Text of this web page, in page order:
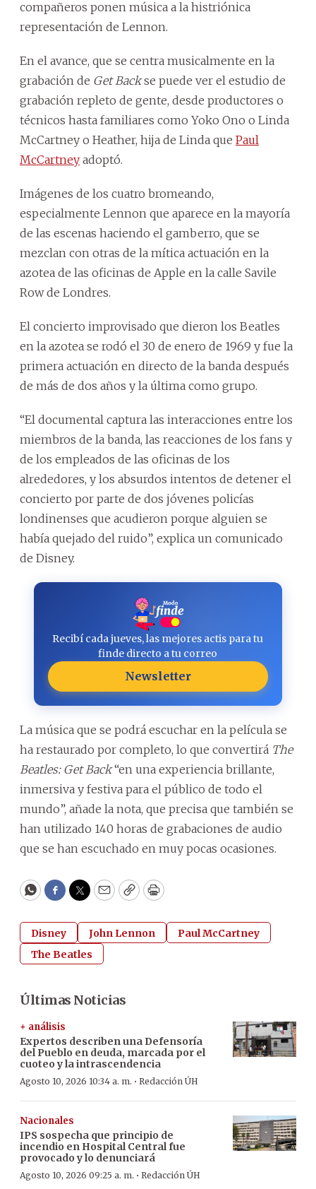
compañeros ponen música a la histriónica
representación de Lennon.
En el avance, que se centra musicalmente en la
grabación de Get Backse puede ver el estudio de
grabación repleto de gente, desde productores o
técnicos hasta familiares como Yoko Ono o Linda
McCartney o Heather, hija de Linda que Paul
McCartney adoptó.
Imágenes de los cuatro bromeando,
especialmente Lennon que aparece en la mayoría
de las escenas haciendo el gamberro, que se
mezclan con otras de la mítica actuación en la
azotea de las oficinas de Apple en la calle Savile
Row de Londres.
El concierto improvisado que dieron los Beatles
en la azotea se rodó el 30 de enero de 1969 y fue la
primera actuación en directo de la banda después
de más de dos años y la última como grupo.
“El documental captura las interacciones entre los
miembros de la banda, las reacciones de los fans y
de los empleados de las oficinas de los
alrededores, y los absurdos intentos de detener el
concierto por parte de dos jóvenes policías
londinenses que acudieron porque alguien se
había quejado del ruido”, explica un comunicado
de Disney.
Recibí cada jueves, las mejores actis para tu
finde directo a tu correo
Newsletter
La música que se podrá escuchar en la película se
ha restaurado por completo, lo que convertirá The
Beatles: Get Back“en una experiencia brillante,
inmersiva y festiva para el público de todo el
mundo”, añade la nota, que precisa que también se
han utilizado 140 horas de grabaciones de audio
que se han escuchado en muy pocas ocasiones.
WhatsApp
Facebook
Twitter
EmailCopyPrint
Disney John Lennon
Paul McCartney
The Beatles
Últimas Noticias
+ análisis
Expertos describen una Defensoría
del Pueblo en deuda, marcada por el
cuoteo y la intrascendencia
Agosto 10, 2026 10:34 a. m. · Redacción ÚH
Nacionales
IPS sospecha que principio de
incendio en Hospital Central fue
provocado y lo denunciará
Agosto 10, 2026 09:25 a. m. · Redacción ÚH